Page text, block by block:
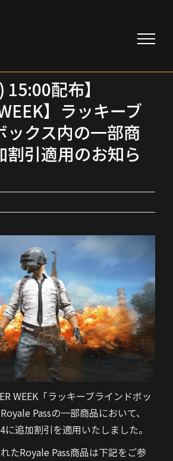
15:00配布】
WEEK】ラッキーブ
ックス内の一部商
割引適用のお知ら
WEEK「ラッキーブラインドボッ
Passの一部商品において、
追加割引を適用いたしました。
たRoyale Pass商品は下記をご参